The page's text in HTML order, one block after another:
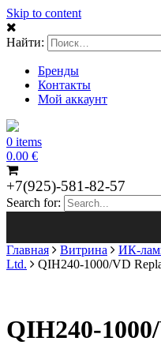
Skip to content
Найти:
Бренды
Контакты
Мой аккаунт
0 items
0.00 €
+7(925)-581-82-57
Search for:
Главная Витрина ИК-
Ltd.
QIH240-1000/VD
QIH240-